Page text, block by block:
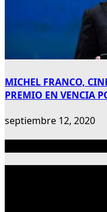
MICHEL FRANCO,
PREMIO EN VENCIA
septiembre 12, 2020